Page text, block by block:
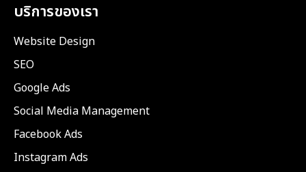
บริการของเรา
Website Design
SEO
Google Ads
Social Media Management
Facebook Ads
Instagram Ads